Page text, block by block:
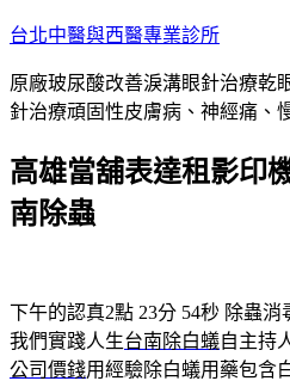
跳
主
要
容
台北中醫與西醫專業診所
原廠玻尿酸改善淚溝眼針治療乾
針治療頑固性皮膚病、神經痛、
高雄當舖表達租影印
南除蟲
下午的認真2點 23分 54秒 除蟲消
我們實踐人生台南除白蟻自主持
公司價錢用經驗除白蟻用藥包含